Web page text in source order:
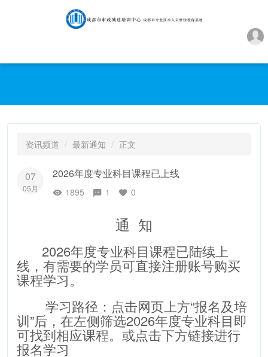
资讯频道 最新通知 正文
07
05月
2026年度专业科目课程已上线
1895 1 0
通 知
2026年度专业科目课程已陆续上
线，有需要的学员可直接注册账号购买
课程学习。
学习路径：点击网页上方“报名及培
训”后，在左侧筛选2026年度专业科目即
可找到相应课程。或点击下方链接进行
报名学习